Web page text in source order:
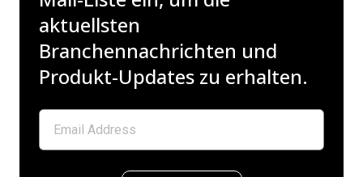
aktuellsten
Branchennachrichten und
Produkt-Updates zu erhalten.